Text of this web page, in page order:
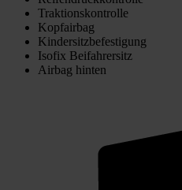
Traktionskontrolle
Kopfairbag
Kindersitzbefestigung
Isofix Beifahrersitz
Airbag hinten